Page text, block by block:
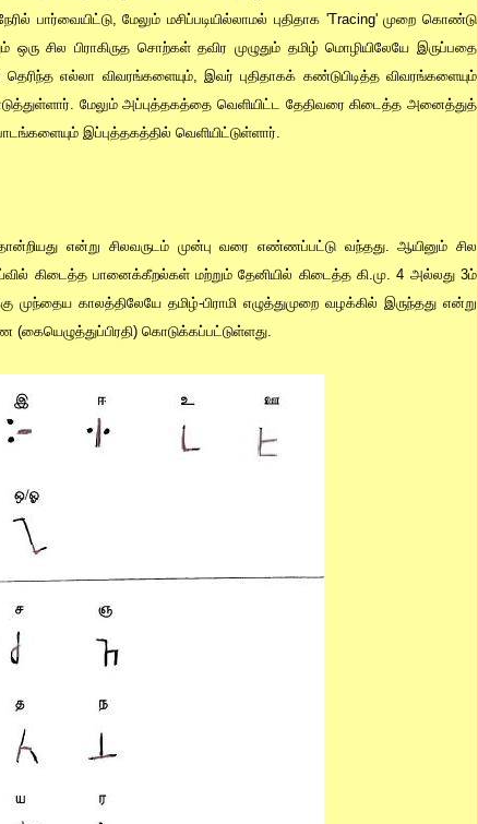
பார்வையிட்டு, மேலும் மசிப்படியில்லாமல் புதிதாக 'Tracing' முறை கொண்டு
சில பிராகிருத சொற்கள் தவிர முழுதும் தமிழ் மொழியிலேயே இருப்பதை
தெரிந்த எல்லா விவரங்களையும், இவர் புதிதாகக் கண்டுபிடித்த விவரங்களையும்
மேலும் அப்புத்தகத்தை வெளியிட்ட தேதிவரை கிடைத்த அனைத்துத்
இப்புத்தகத்தில் வெளியிட்டுள்ளார்.
தோன்றியது என்று சிலவருடம் முன்பு வரை எண்ணப்பட்டு வந்தது. ஆயினும் சில
கிடைத்த பானைக்கீறல்கள் மற்றும் தேனியில் கிடைத்த கி.மு. 4 அல்லது 3ம்
முந்தைய காலத்திலேயே தமிழ்-பிராமி எழுத்துமுறை வழக்கில் இருந்தது என்று
(கையெழுத்துப்பிரதி) கொடுக்கப்பட்டுள்ளது.